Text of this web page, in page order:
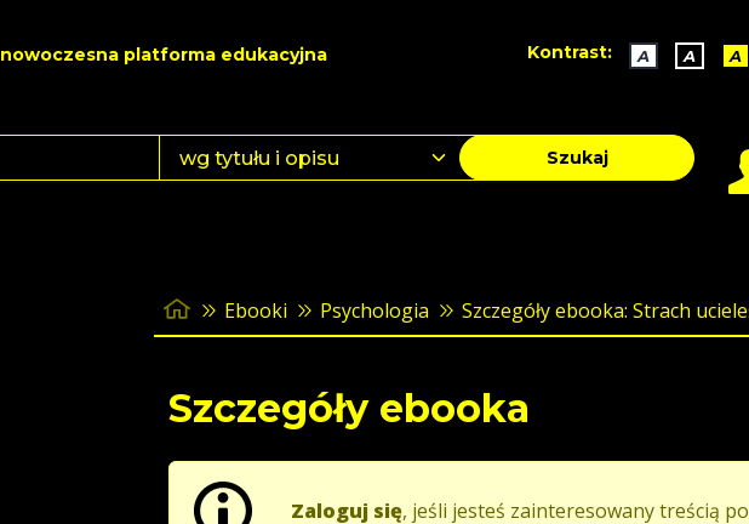
nowoczesna platforma edukacyjna Kontrast: A A A
Szukaj
Ebooki Psychologia Szczegóły ebooka: Strach
Szczegóły ebooka
Zaloguj się, jeśli jesteś zainteresowany treścią